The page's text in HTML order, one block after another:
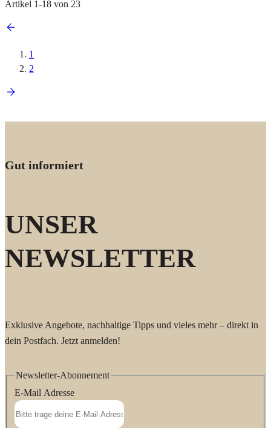
Artikel 1-18 von 23
1
2
Gut informiert
UNSER
NEWSLETTER
Exklusive Angebote, nachhaltige Tipps und vieles mehr – direkt in
dein Postfach. Jetzt anmelden!
Newsletter-Abonnement
E-Mail Adresse